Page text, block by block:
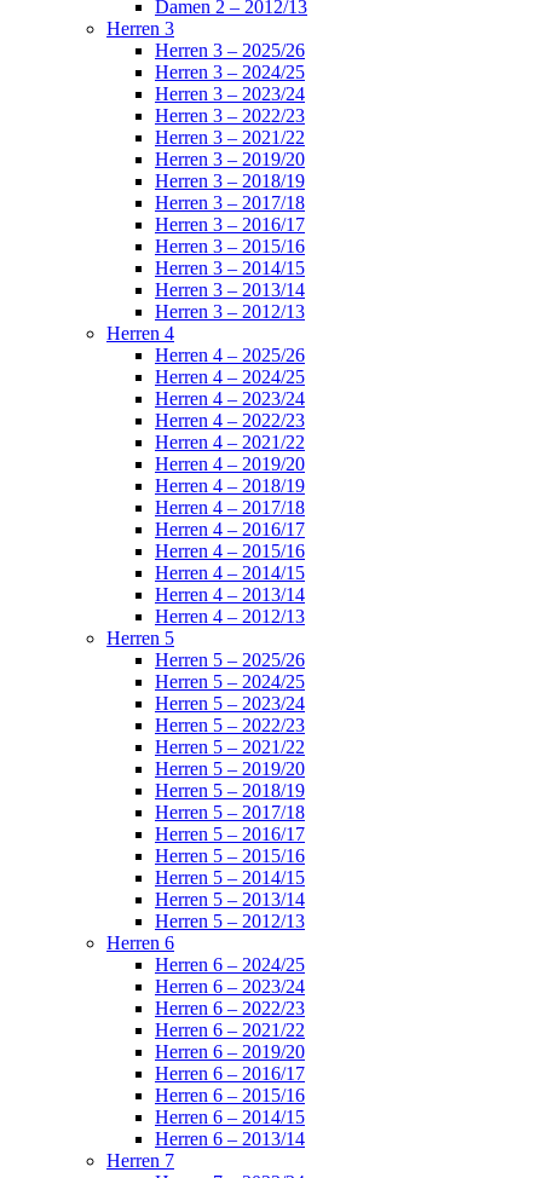
Damen 2 – 2012/13
Herren 3
Herren 3 – 2025/26
Herren 3 – 2024/25
Herren 3 – 2023/24
Herren 3 – 2022/23
Herren 3 – 2021/22
Herren 3 – 2019/20
Herren 3 – 2018/19
Herren 3 – 2017/18
Herren 3 – 2016/17
Herren 3 – 2015/16
Herren 3 – 2014/15
Herren 3 – 2013/14
Herren 3 – 2012/13
Herren 4
Herren 4 – 2025/26
Herren 4 – 2024/25
Herren 4 – 2023/24
Herren 4 – 2022/23
Herren 4 – 2021/22
Herren 4 – 2019/20
Herren 4 – 2018/19
Herren 4 – 2017/18
Herren 4 – 2016/17
Herren 4 – 2015/16
Herren 4 – 2014/15
Herren 4 – 2013/14
Herren 4 – 2012/13
Herren 5
Herren 5 – 2025/26
Herren 5 – 2024/25
Herren 5 – 2023/24
Herren 5 – 2022/23
Herren 5 – 2021/22
Herren 5 – 2019/20
Herren 5 – 2018/19
Herren 5 – 2017/18
Herren 5 – 2016/17
Herren 5 – 2015/16
Herren 5 – 2014/15
Herren 5 – 2013/14
Herren 5 – 2012/13
Herren 6
Herren 6 – 2024/25
Herren 6 – 2023/24
Herren 6 – 2022/23
Herren 6 – 2021/22
Herren 6 – 2019/20
Herren 6 – 2016/17
Herren 6 – 2015/16
Herren 6 – 2014/15
Herren 6 – 2013/14
Herren 7